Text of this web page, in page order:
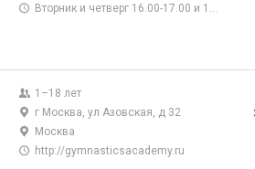
Вторник и четверг 16.00-17.00 и 17.00-18.00.
1–18 лет
г Москва, ул Азовская, д 32
Москва
http://gymnasticsacademy.ru